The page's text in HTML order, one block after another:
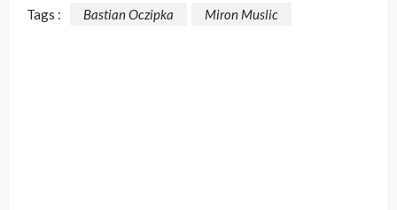
Tags : Bastian Oczipka Miron Muslic